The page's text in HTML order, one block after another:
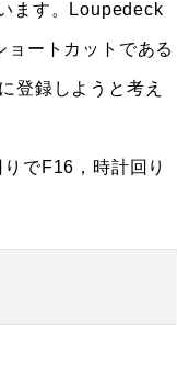
ます。Loupedeck
ートカットである
登録しようと考え
でF16，時計回り